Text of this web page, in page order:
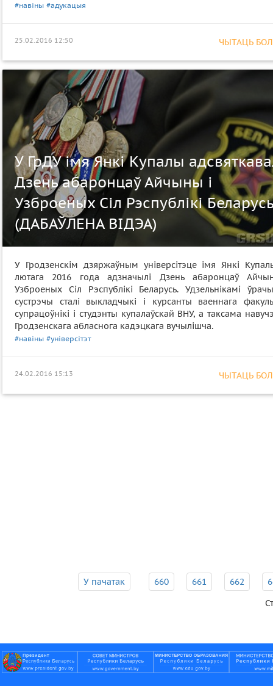
#навіны #адукацыя
ЧЫТАЦЬ
25.02.2016 12:50
У ГрДУ імя Янкі Купалы
Дзень абаронцаў Айчыны і
Узброеных Сіл Рэспублікі Беларусь
(ДАБАЎЛЕНА ВІДЭА)
У Гродзенскім дзяржаўным універсітэце імя Янкі
лютага 2016 года адзначылі Дзень абаронцаў
Узброеных Сіл Рэспублікі Беларусь. Удзельнікамі
сустрэчы сталі выкладчыкі і курсанты ваеннага
супрацоўнікі і студэнты купалаўскай ВНУ, а таксама
Гродзенскага абласнога кадэцкага вучылішча.
#навіны #універсітэт
ЧЫТАЦЬ
24.02.2016 15:13
У пачатак 660 661 662